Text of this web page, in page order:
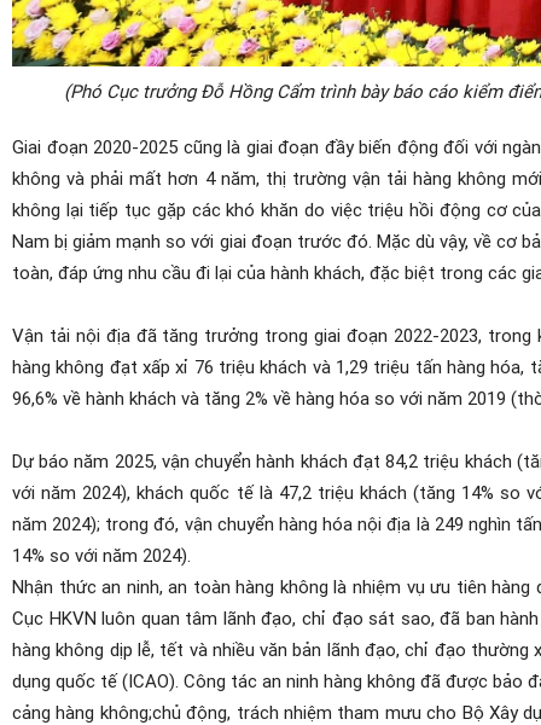
(Phó Cục trưởng Đỗ Hồng Cẩm trình bày báo cáo kiểm
Giai đoạn 2020-2025 cũng là giai đoạn đầy biến động đối với
không và phải mất hơn 4 năm, thị trường vận tải hàng không
không lại tiếp tục gặp các khó khăn do việc triệu hồi động cơ
Nam bị giảm mạnh so với giai đoạn trước đó. Mặc dù vậy, về cơ
toàn, đáp ứng nhu cầu đi lại của hành khách, đặc biệt trong các
Vận tải nội địa đã tăng trưởng trong giai đoạn 2022-2023, trong
hàng không đạt xấp xỉ 76 triệu khách và 1,29 triệu tấn hàng hóa,
96,6% về hành khách và tăng 2% về hàng hóa so với năm 2019
Dự báo năm 2025, vận chuyển hành khách đạt 84,2 triệu khách
với năm 2024), khách quốc tế là 47,2 triệu khách (tăng 14% so
năm 2024); trong đó, vận chuyển hàng hóa nội địa là 249 nghìn
14% so với năm 2024).
Nhận thức an ninh, an toàn hàng không là nhiệm vụ ưu tiên
Cục HKVN luôn quan tâm lãnh đạo, chỉ đạo sát sao, đã ban
hàng không dịp lễ, tết và nhiều văn bản lãnh đạo, chỉ đạo
dụng quốc tế (ICAO). Công tác an ninh hàng không đã được bảo
cảng hàng không;chủ động, trách nhiệm tham mưu cho Bộ Xây